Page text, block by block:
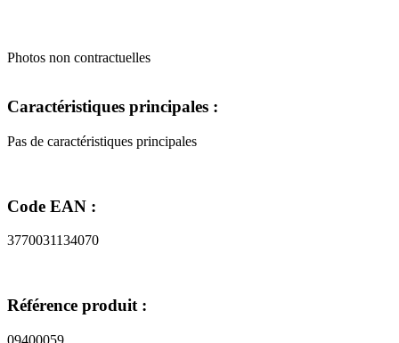
Photos non contractuelles
Caractéristiques principales :
Pas de caractéristiques principales
Code EAN :
3770031134070
Référence produit :
09400059